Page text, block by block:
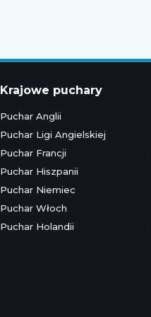
Krajowe puchary
Puchar Anglii
Puchar Ligi Angielskiej
Puchar Francji
Puchar Hiszpanii
Puchar Niemiec
Puchar Włoch
Puchar Holandii